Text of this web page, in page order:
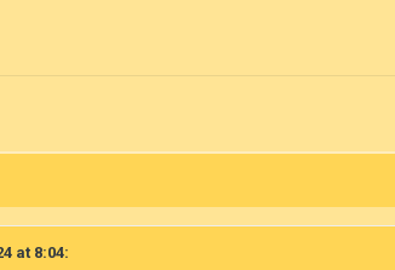
at 8:04: